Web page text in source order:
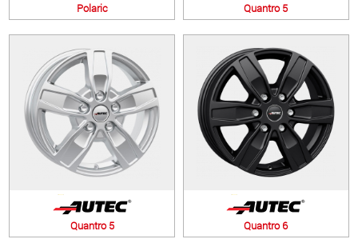
Polaric Quantro 5
Quantro 5 Quantro 6